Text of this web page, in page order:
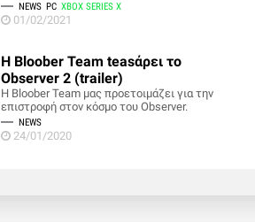
NEWS PC XBOX SERIES X
01/02/2021
Η Bloober Team teasάρει το
Observer 2 (trailer)
Η Bloober Team μας προετοιμάζει για την
επιστροφή στον κόσμο του Observer.
NEWS
24/01/2020